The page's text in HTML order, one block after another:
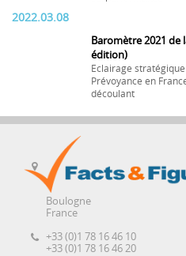
2022.03.08
Baromètre 2021 de
édition)
Eclairage
Prévoyance en
découlant
Boulogne
France
+33 (0)1 78 16 46 10
+33 (0)1 78 16 46 20